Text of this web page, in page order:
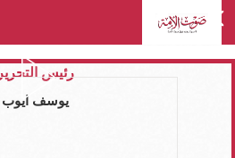
رئيس التحرير
يوسف ايوب